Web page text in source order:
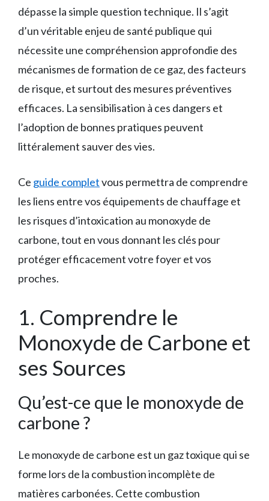
dépasse la simple question technique. Il s’agit
d’un véritable enjeu de santé publique qui
nécessite une compréhension approfondie des
mécanismes de formation de ce gaz, des facteurs
de risque, et surtout des mesures préventives
efficaces. La sensibilisation à ces dangers et
l’adoption de bonnes pratiques peuvent
littéralement sauver des vies.
Ce guide completvous permettra de comprendre
les liens entre vos équipements de chauffage et
les risques d’intoxication au monoxyde de
carbone, tout en vous donnant les clés pour
protéger efficacement votre foyer et vos
proches.
1. Comprendre le
Monoxyde de Carbone et
ses Sources
Qu’est-ce que le monoxyde de
carbone ?
Le monoxyde de carbone est un gaz toxique qui se
forme lors de la combustion incomplète de
matières carbonées. Cette combustion